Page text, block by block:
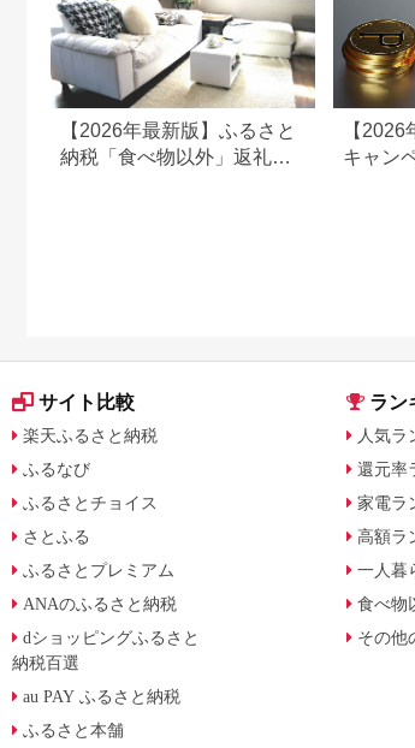
【2026年最新版】ふるさと
納税「食べ物以外」返礼品
【
キャン
サイト比較
楽天ふるさと納税
ふるなび
ふるさとチョイス
さとふる
ふるさとプレミアム
ANAのふるさと納税
dショッピングふるさと
納税百選
au PAY ふるさと納税
ふるさと本舗
ラン
人気ラ
還元率
家電ラ
高額ラ
一人暮
食べ物
その他